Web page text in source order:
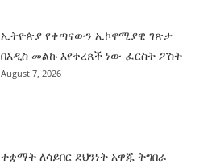
ኢትዮጵያ የቀጣናውን ኢኮኖሚያዊ ገጽታ
በአዲስ መልኩ እየቀረጸች ነው-ፈርስት ፖስት
August 7, 2026
ተቋማት ለሳይበር ደህንነት አዋጁ ትግበራ